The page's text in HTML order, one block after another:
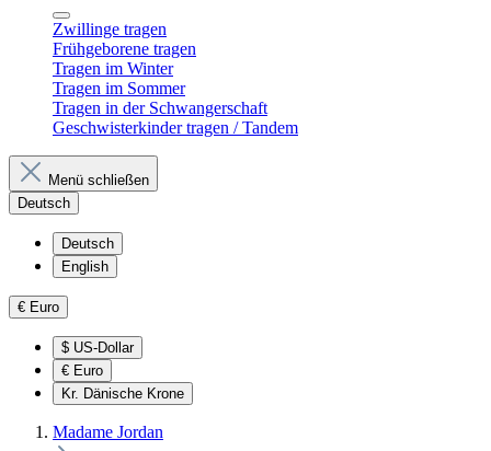
Zwillinge tragen
Frühgeborene tragen
Tragen im Winter
Tragen im Sommer
Tragen in der Schwangerschaft
Geschwisterkinder tragen / Tandem
Menü schließen
Deutsch
Deutsch
English
€ Euro
$ US-Dollar
€ Euro
Kr. Dänische Krone
Madame Jordan